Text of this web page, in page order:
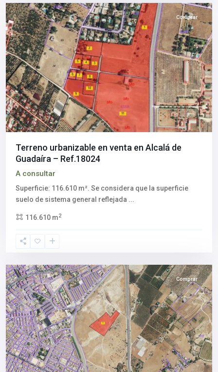
Comprar
Terreno urbanizable en venta en Alcalá de
Guadaíra – Ref.18024
A consultar
Superficie: 116.610 m². Se considera que la superficie
suelo de sistema general reflejada ...
116.610 m2
de
Sevilla
Comprar